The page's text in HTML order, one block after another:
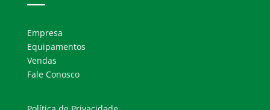
Empresa
Equipamentos
Vendas
Fale Conosco